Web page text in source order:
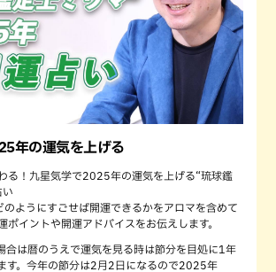
年の運気を上げる
る！九星気学で2025年の運気を上げる“琉球鑑
い
ようにすごせば開運できるかをアロマを含めて
ポイントや開運アドバイスをお伝えします。
合は暦のうえで運気を見る時は節分を目処に1年
す。今年の節分は2月2日になるので2025年